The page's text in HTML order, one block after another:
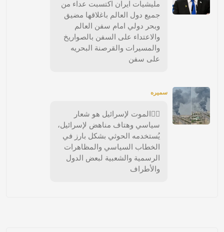
مليشيات ايران اكتسبت عداء من
جميع دول العالم باغلاقها مضيق
وبحر دولي امام سفن العالم
والاعتداء على السفن بالصواريخ
والمسيرات والقرصنة البحريه
على سفن
سميره
🏴‍☠️الموت لإسرائيل هو شعار
سياسي وهتاف مناهض لإسرائيل،
يُستخدمه الحوثي بشكل بارز في
الخطاب السياسي والمظاهرات
الرسمية والشعبية لبعض الدول
والأطراف